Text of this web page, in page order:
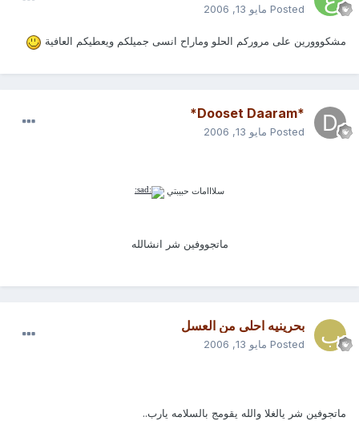
Posted مايو 13, 2006
مشكووورين على مروركم الحلو وماراح انسى جميلكم ويعطيكم العافية
*Dooset Daaram*
Posted مايو 13, 2006
سلااامات حبيبتي
ماتجووفين شر انشالله
بحرينيه احلى من العسل
Posted مايو 13, 2006
ماتجوفين شر يالغلا والله يقومج بالسلامه يارب..